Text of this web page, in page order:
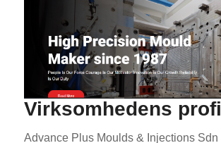
Virksomhedens
Advance Plus Moulds & Injections Sdn